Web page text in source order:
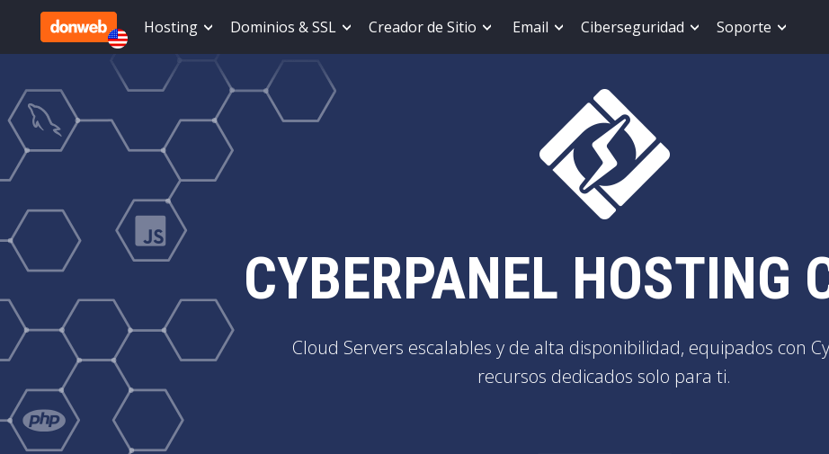
Hosting Dominios & SSL Creador de Sitio Email Ciberseguridad Soporte
CYBERPANEL HOSTING
Cloud Servers escalables y de alta disponibilidad, equipados con
recursos dedicados solo para ti.